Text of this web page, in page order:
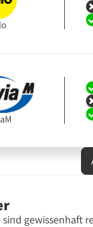
sind gewissenhaft